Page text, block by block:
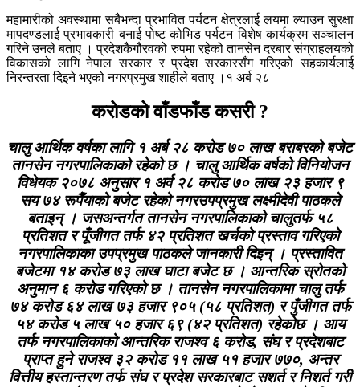
महामारीको अवस्थामा सबैभन्दा प्रभावित पर्यटन क्षेत्रलाई लयमा ल्याउन सुरक्षा
मापदण्डलाई प्रभावकारी बनाई पोष्ट कोभिड पर्यटन विशेष कार्यक्रम सञ्चालन
गरिने उनले बताए । प्रदेशकैगौरवको रुपमा रहेको तानसेन दरबार संग्राहलयको
विकासको लागि नेपाल सरकार र प्रदेश सरकारसँग गरिएको सहकार्यलाई
निरन्तरता दिइने भएको नगरप्रमुख शाहीले बताए ।१ अर्ब २८
करोडको वाँडफाँड कसरी ?
चालु आर्थिक वर्षका लागि १ अर्ब २८ करोड ७० लाख बराबरको बजेट
तानसेन नगरपालिकाको रहेको छ । चालु आर्थिक वर्षको विनियोजन
विधेयक २०७८ अनुसार १ अर्व २८ करोड ७० लाख २३ हजार ९
सय ७४ रूपैँयाको बजेट रहेको नगरउपप्रमुख लक्ष्मीदेवी पाठकले
बताइन् । जसअन्तर्गत तानसेन नगरपालिकाको चालुतर्फ ५८
प्रतिशत र पूँजीगत तर्फ ४२ प्रतिशत खर्चको प्रस्ताव गरिएको
नगरपालिकाका उपप्रमुख पाठकले जानकारी दिइन् । प्रस्तावित
बजेटमा १४ करोड ७३ लाख घाटा बजेट छ । आन्तरिक स्रोतको
अनुमान ६ करोड गरिएको छ । तानसेन नगरपालिकामा चालु तर्फ
७४ करोड ६४ लाख ७३ हजार ९०५ (५८ प्रतिशत) र पुँजीगत तर्फ
५४ करोड ५ लाख ५० हजार ६९ (४२ प्रतिशत) रहेकोछ । आय
तर्फ नगरपालिकाको आन्तरिक राजश्व ६ करोड, संघ र प्रदेशबाट
प्राप्त हुने राजश्व ३२ करोड ११ लाख ५१ हजार ७७०, अन्तर
वित्तीय हस्तान्तरण तर्फ संघ र प्रदेश सरकारबाट सशर्त र निशर्त गरी